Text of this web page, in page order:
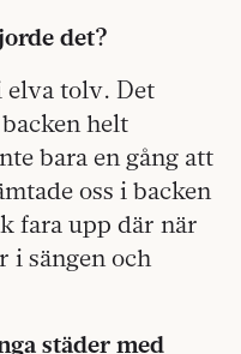
det?
elva tolv. Det
helt
bara en gång att
oss i backen
fara upp där när
i sängen och
städer med